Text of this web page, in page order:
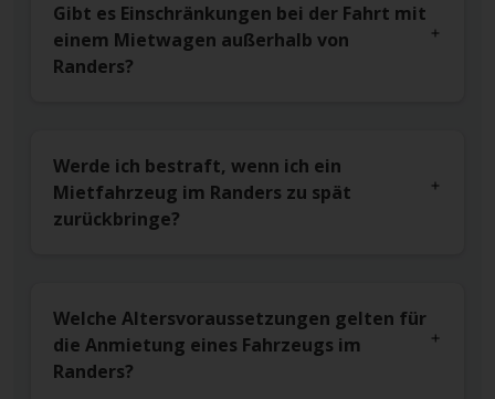
Gibt es Einschränkungen bei der Fahrt mit
einem Mietwagen außerhalb von
Randers?
Werde ich bestraft, wenn ich ein
Mietfahrzeug im Randers zu spät
zurückbringe?
Welche Altersvoraussetzungen gelten für
die Anmietung eines Fahrzeugs im
Randers?